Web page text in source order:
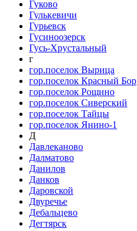
Гуково
Гулькевичи
Гурьевск
Гусиноозерск
Гусь-Хрустальный
г
гор.поселок Вырица
гор.поселок Красный Бор
гор.поселок Рощино
гор.поселок Сиверский
гор.поселок Тайцы
гор.поселок Янино-1
Д
Давлеканово
Далматово
Данилов
Данков
Даровской
Двуречье
Дебальцево
Дегтярск